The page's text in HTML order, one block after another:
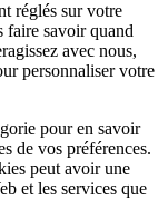
réglés sur votre
faire savoir quand
avec nous,
personnaliser votre
pour en savoir
de vos préférences.
peut avoir une
et les services que